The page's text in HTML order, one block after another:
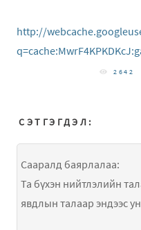
http://
2642
СЭТГЭГДЭЛ:
Сааралд баярлалаа:
Та бүхэн нийтлэлийн
явдлын талаар эндээс